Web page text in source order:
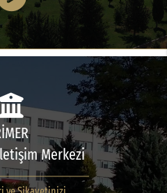
Merkezi